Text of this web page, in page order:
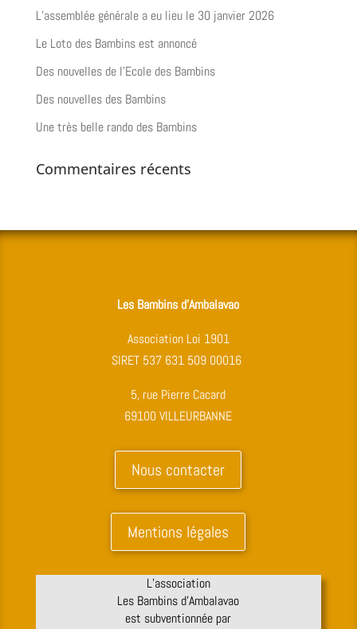
L’assemblée générale a eu lieu le 30 janvier 2026
Le Loto des Bambins est annoncé
Des nouvelles de l’Ecole des Bambins
Des nouvelles des Bambins
Une très belle rando des Bambins
Commentaires récents
Les Bambins d’Ambalavao
Association Loi 1901
SIRET 537 631 509 00016
5, rue Pierre Cacard
69100 VILLEURBANNE
Nous contacter
Mentions légales
L’association
Les Bambins d’Ambalavao
est subventionnée par